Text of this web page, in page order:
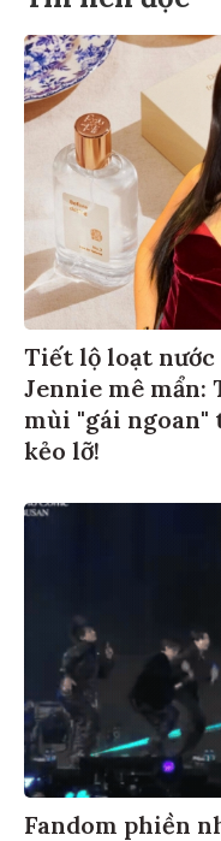
Tiết lộ loạt nước
Jennie mê mẩn:
mùi "gái
kẻo lỡ!
Fandom phiền